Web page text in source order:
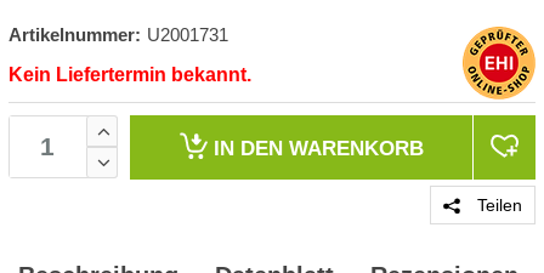
Artikelnummer: U2001731
Kein Liefertermin bekannt.
IN DEN WARENKORB
Teilen